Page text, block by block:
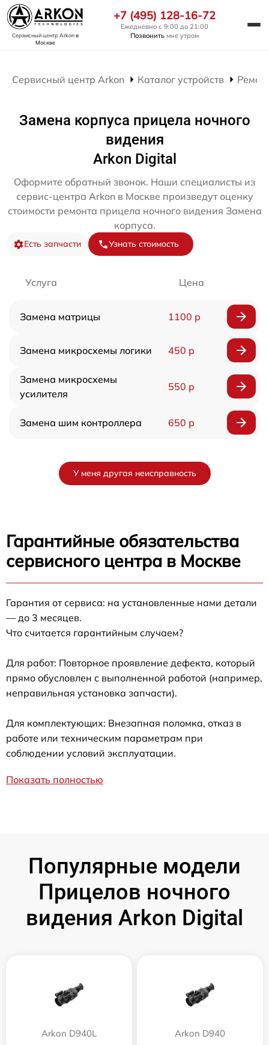
Сервисный центр Arkonв
Москве
+7 (495) 128-16-72
Ежедневно с 9:00 до 21:00
Позвонить мне утром
Сервисный центр Arkon Каталог устройств
Замена корпуса прицела ночного
видения
Arkon Digital
Оформите обратный звонок. Наши специалисты из
сервис-центра Arkon в Москве произведут оценку
стоимости ремонта прицела ночного видения Замена
корпуса.
Есть запчасти Узнать стоимость
Услуга Цена
Замена матрицы 1100 р
Замена микросхемы логики 450 р
Замена микросхемы
усилителя
550 р
Замена шим контроллера 650 р
У меня другая неисправность
Гарантийные обязательства
сервисного центра в Москве
Гарантия от сервиса: на установленные нами детали
— до 3 месяцев.
Что считается гарантийным случаем?
Для работ: Повторное проявление дефекта, который
прямо обусловлен с выполненной работой (например,
неправильная установка запчасти).
Для комплектующих: Внезапная поломка, отказ в
работе или техническим параметрам при
соблюдении условий эксплуатации.
Показать полностью
Популярные модели
Прицелов ночного
видения Arkon Digital
Arkon D940L Arkon D940